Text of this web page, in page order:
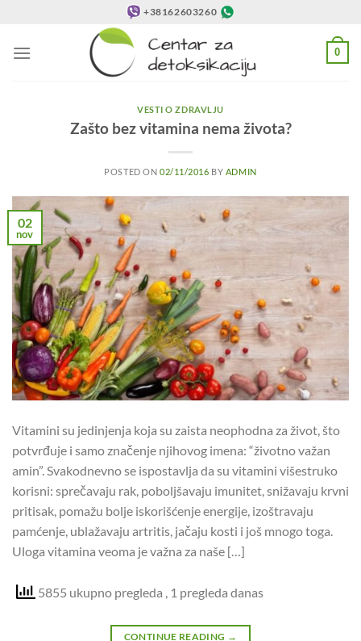
sadržaj
+38162603260
0
VESTI O ZDRAVLJU
Zašto bez vitamina nema života?
POSTED ON 02/11/2016 BY ADMIN
02
nov
Vitamini su jedinjenja koja su zaista neophodna za život, što
potvrđuje i samo značenje njihovog imena: “životno važan
amin”. Svakodnevno se ispostavlja da su vitamini višestruko
korisni: sprečavaju rak, poboljšavaju imunitet, snižavaju krvni
pritisak, pomažu bolje iskorišćenje energije, izoštravaju
pamćenje, ublažavaju artritis, jačaju kosti i još mnogo toga.
Uloga vitamina veoma je važna za naše […]
5855 ukupno pregleda , 1 pregleda danas
CONTINUE READING →